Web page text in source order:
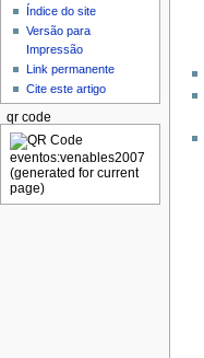
Índice do site
Versão para
Impressão
Link permanente
Cite este artigo
qr code